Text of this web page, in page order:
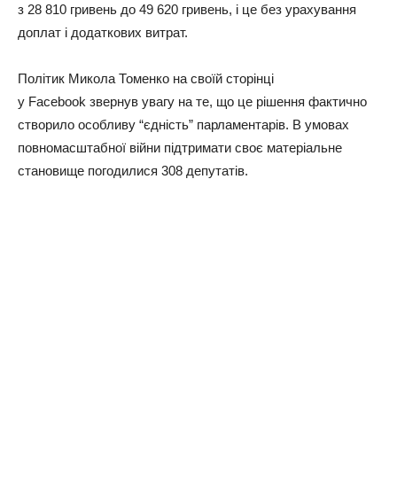
з 28 810 гривень до 49 620 гривень, і це без урахування
доплат і додаткових витрат.
Політик Микола Томенко на своїй сторінці
у Facebook звернув увагу на те, що це рішення фактично
створило особливу “єдність” парламентарів. В умовах
повномасштабної війни підтримати своє матеріальне
становище погодилися 308 депутатів.